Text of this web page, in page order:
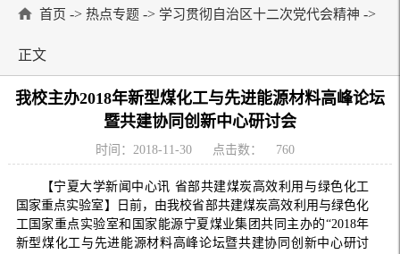
首页 -> 热点专题 -> 学习贯彻自治区十二次党代会精神 ->
正文
我校主办2018年新型煤化工与先进能源材料高峰论坛
暨共建协同创新中心研讨会
时间：2018-11-30 点击数： 760
【宁夏大学新闻中心讯 省部共建煤炭高效利用与绿色化工
国家重点实验室】日前，由我校省部共建煤炭高效利用与绿色化
工国家重点实验室和国家能源宁夏煤业集团共同主办的“2018年
新型煤化工与先进能源材料高峰论坛暨共建协同创新中心研讨